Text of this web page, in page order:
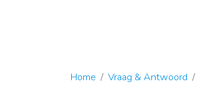
Home Vraag & Antwoord